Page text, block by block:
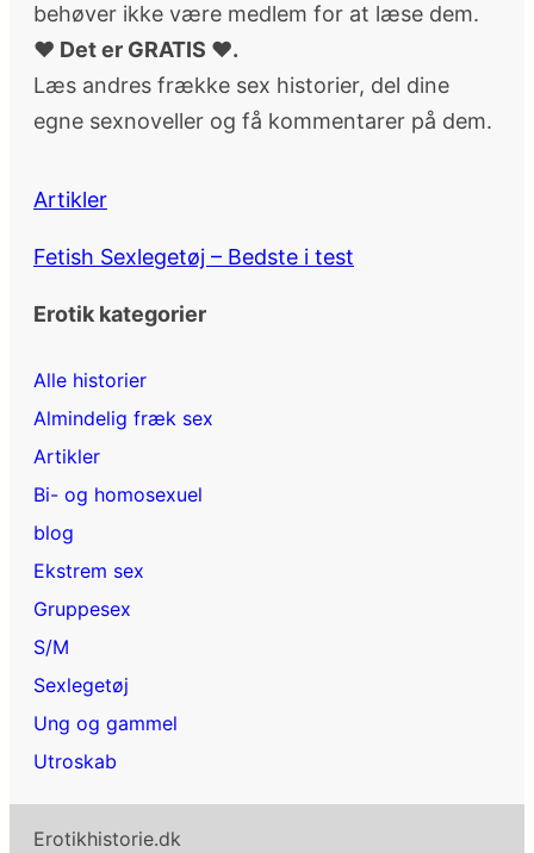
behøver ikke være medlem for at læse dem.
♥ Det er GRATIS ♥.
Læs andres frække sex historier, del dine
egne sexnoveller og få kommentarer på dem.
Artikler
Fetish Sexlegetøj – Bedste i test
Erotik kategorier
Alle historier
Almindelig fræk sex
Artikler
Bi- og homosexuel
blog
Ekstrem sex
Gruppesex
S/M
Sexlegetøj
Ung og gammel
Utroskab
Erotikhistorie.dk